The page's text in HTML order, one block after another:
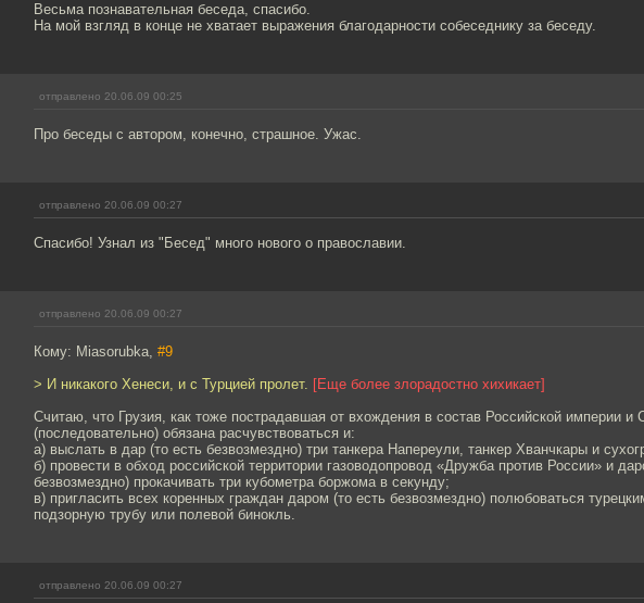
Весьма познавательная беседа, спасибо.
На мой взгляд в конце не хватает выражения благодарности собеседнику за беседу.
отправлено 20.06.09 00:25
Про беседы с автором, конечно, страшное. Ужас.
отправлено 20.06.09 00:27
Спасибо! Узнал из "Бесед" много нового о православии.
отправлено 20.06.09 00:27
Кому: Miasorubka, #9
> И никакого Хенеси, и с Турцией пролет. [Еще более злорадостно хихикает]
Считаю, что Грузия, как тоже пострадавшая от вхождения в состав Российской империи и
(последовательно) обязана расчувствоваться и:
а) выслать в дар (то есть безвозмездно) три танкера Напереули, танкер Хванчкары и
б) провести в обход российской территории газоводопровод «Дружба против России» и
безвозмездно) прокачивать три кубометра боржома в секунду;
в) пригласить всех коренных граждан даром (то есть безвозмездно) полюбоваться
подзорную трубу или полевой бинокль.
отправлено 20.06.09 00:27